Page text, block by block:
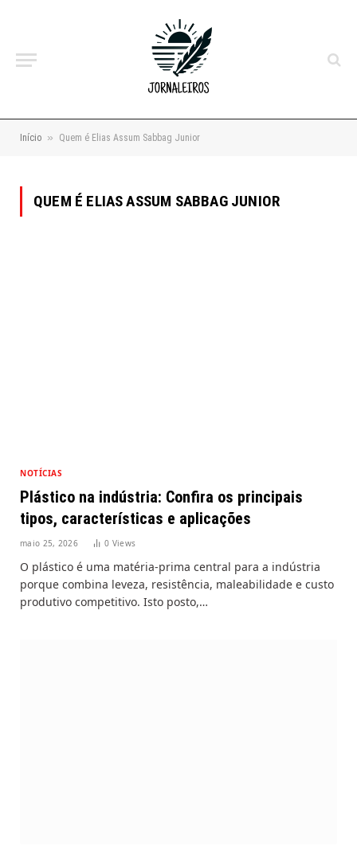
Início » Quem é Elias Assum Sabbag Junior
QUEM É ELIAS ASSUM SABBAG JUNIOR
NOTÍCIAS
Plástico na indústria: Confira os principais
tipos, características e aplicações
maio 25, 2026 0 Views
O plástico é uma matéria-prima central para a indústria
porque combina leveza, resistência, maleabilidade e custo
produtivo competitivo. Isto posto,…